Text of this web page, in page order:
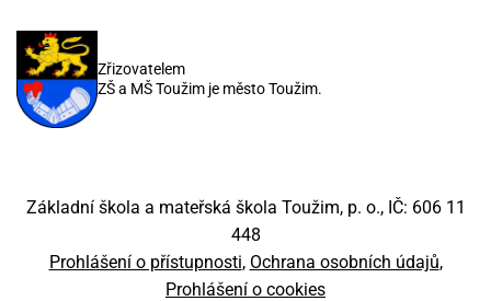
Zřizovatelem
ZŠ a MŠ Toužim je město Toužim.
Základní škola a mateřská škola Toužim, p. o., IČ: 606 11
448
Prohlášení o přístupnosti Ochrana osobních údajů
Prohlášení o cookies